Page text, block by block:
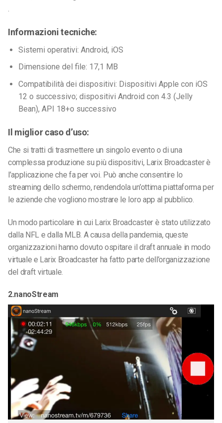
.
Informazioni tecniche:
Sistemi operativi: Android, iOS
Dimensione del file: 17,1 MB
Compatibilità dei dispositivi: Dispositivi Apple con iOS
12 o successivo; dispositivi Android con 4.3 (Jelly
Bean), API 18+o successivo
Il miglior caso d’uso:
Che si tratti di trasmettere un singolo evento o di una
complessa produzione su più dispositivi, Larix Broadcaster è
l’applicazione che fa per voi. Può anche consentire lo
streaming dello schermo, rendendola un’ottima piattaforma per
le aziende che vogliono mostrare le loro app al pubblico.
Un modo particolare in cui Larix Broadcaster è stato utilizzato
dalla NFL e dalla MLB. A causa della pandemia, queste
organizzazioni hanno dovuto ospitare il draft annuale in modo
virtuale e Larix Broadcaster ha fatto parte dell’organizzazione
del draft virtuale.
2.nanoStream